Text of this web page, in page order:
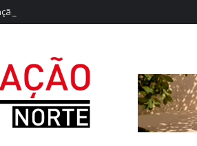
artística marcam a nova temporada do CTAL